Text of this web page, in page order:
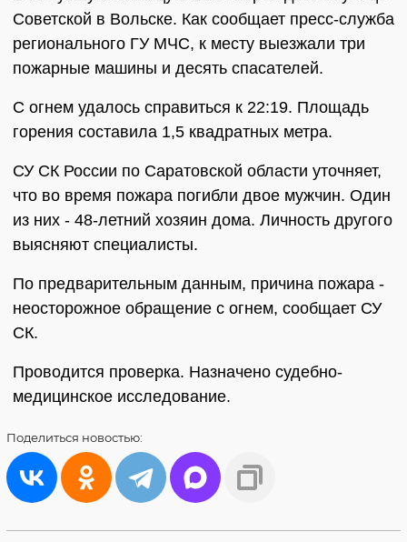
Советской в Вольске. Как сообщает пресс-служба
регионального ГУ МЧС, к месту выезжали три
пожарные машины и десять спасателей.
С огнем удалось справиться к 22:19. Площадь
горения составила 1,5 квадратных метра.
СУ СК России по Саратовской области уточняет,
что во время пожара погибли двое мужчин. Один
из них - 48-летний хозяин дома. Личность другого
выясняют специалисты.
По предварительным данным, причина пожара -
неосторожное обращение с огнем, сообщает СУ
СК.
Проводится проверка. Назначено судебно-
медицинское исследование.
Поделиться новостью: